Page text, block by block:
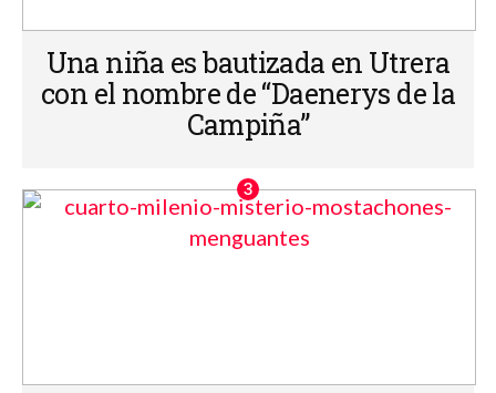
Una niña es bautizada en Utrera
con el nombre de “Daenerys de la
Campiña”